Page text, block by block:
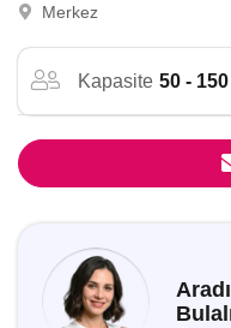
Merkez
Kapasite 50 -